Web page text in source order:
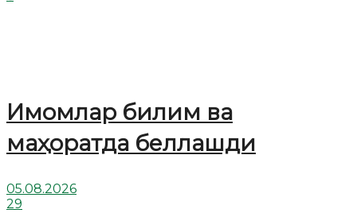
Имомлар билим ва
маҳоратда беллашди
05.08.2026
29